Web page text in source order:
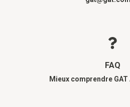
FAQ
Mieux comprendre GAT